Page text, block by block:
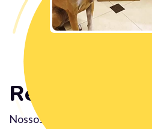
Recebidos
Nossos clientes são a nossa